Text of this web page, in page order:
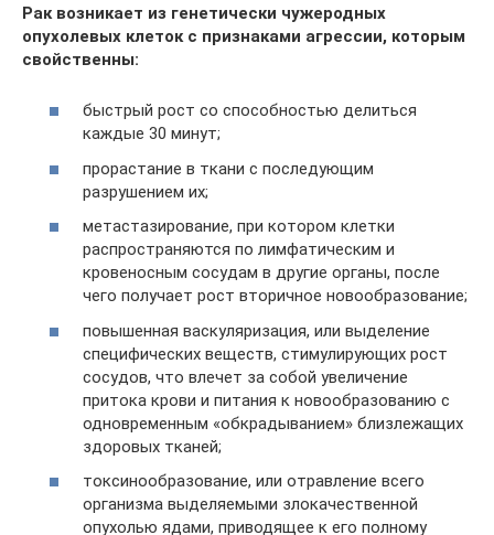
Рак возникает из генетически чужеродных
опухолевых клеток с признаками агрессии, которым
свойственны:
быстрый рост со способностью делиться
каждые 30 минут;
прорастание в ткани с последующим
разрушением их;
метастазирование, при котором клетки
распространяются по лимфатическим и
кровеносным сосудам в другие органы, после
чего получает рост вторичное новообразование;
повышенная васкуляризация, или выделение
специфических веществ, стимулирующих рост
сосудов, что влечет за собой увеличение
притока крови и питания к новообразованию с
одновременным «обкрадыванием» близлежащих
здоровых тканей;
токсинообразование, или отравление всего
организма выделяемыми злокачественной
опухолью ядами, приводящее к его полному